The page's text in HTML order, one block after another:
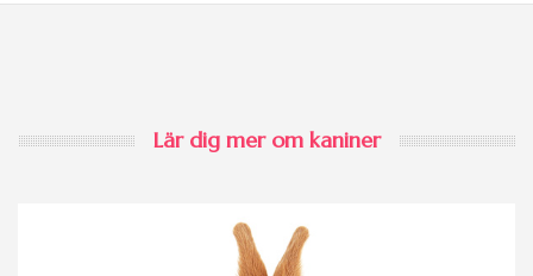
Lär dig mer om kaniner